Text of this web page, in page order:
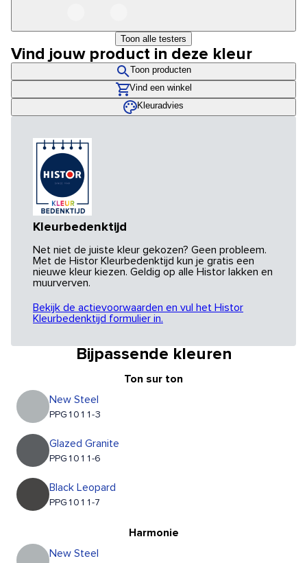
Toon alle testers
Vind jouw product in deze kleur
Toon producten
Vind een winkel
Kleuradvies
Kleurbedenktijd
Net niet de juiste kleur gekozen? Geen probleem.
Met de Histor Kleurbedenktijd kun je gratis een
nieuwe kleur kiezen. Geldig op alle Histor lakken en
muurverven.
Bekijk de actievoorwaarden en vul het Histor
Kleurbedenktijd formulier in.
Bijpassende kleuren
Ton sur ton
New Steel
PPG1011-3
Glazed Granite
PPG1011-6
Black Leopard
PPG1011-7
Harmonie
New Steel